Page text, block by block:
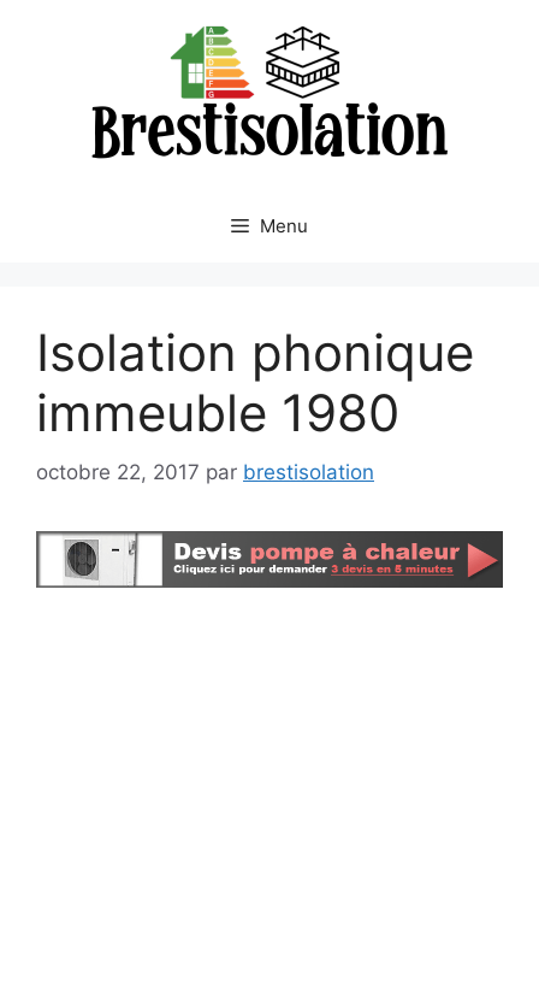
Menu
Isolation phonique
immeuble 1980
octobre 22, 2017 par brestisolation